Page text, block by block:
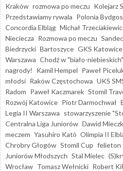
Kraków rozmowa po meczu Kolejarz
Przedstawiamy rywala Polonia
Concordia Elbląg Michał
Nieciecza Rozmowa po meczu
Biedrzycki Bartoszyce GKS Katowice
Warszawa Chodź w "biało-
nagrody!
Kamil Hempel Paweł
młodsi Raków Częstochowa UKS
Radom Paweł Kaczmarek Stomil
Rozwój Katowice Piotr Darmochwał
Legia II Warszawa stowarzyszenie
Centralna Liga Juniorów Dawid
meczem Yasuhiro Katō Olimpia II
Chrobry Głogów Stomil Cup felieton
Juniorów Młodszych Stal Mielec
Wrocław Tomasz Wełnicki Robert